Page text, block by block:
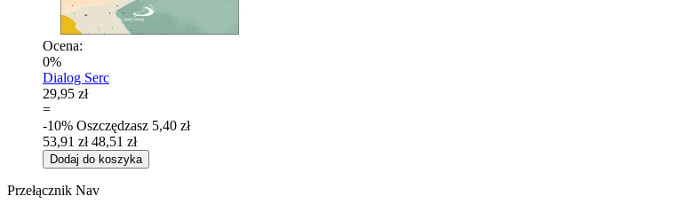
Ocena:
0%
Dialog Serc
29,95 zł
=
-10% Oszczędzasz 5,40 zł
53,91 zł 48,51 zł
Dodaj do koszyka
Przełącznik Nav